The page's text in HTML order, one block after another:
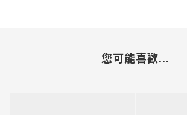
您可能喜歡...